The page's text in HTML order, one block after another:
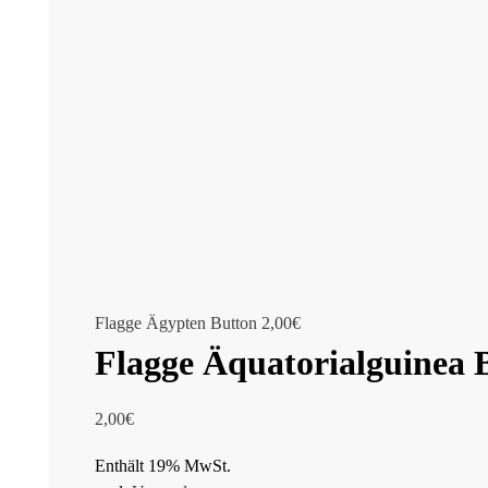
Flagge Ägypten Button 2,00€
Flagge Äquatorialguinea
2,00€
Enthält 19% MwSt.